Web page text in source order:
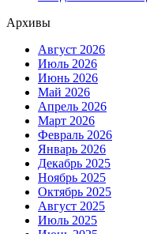
Архивы
Август 2026
Июль 2026
Июнь 2026
Май 2026
Апрель 2026
Март 2026
Февраль 2026
Январь 2026
Декабрь 2025
Ноябрь 2025
Октябрь 2025
Август 2025
Июль 2025